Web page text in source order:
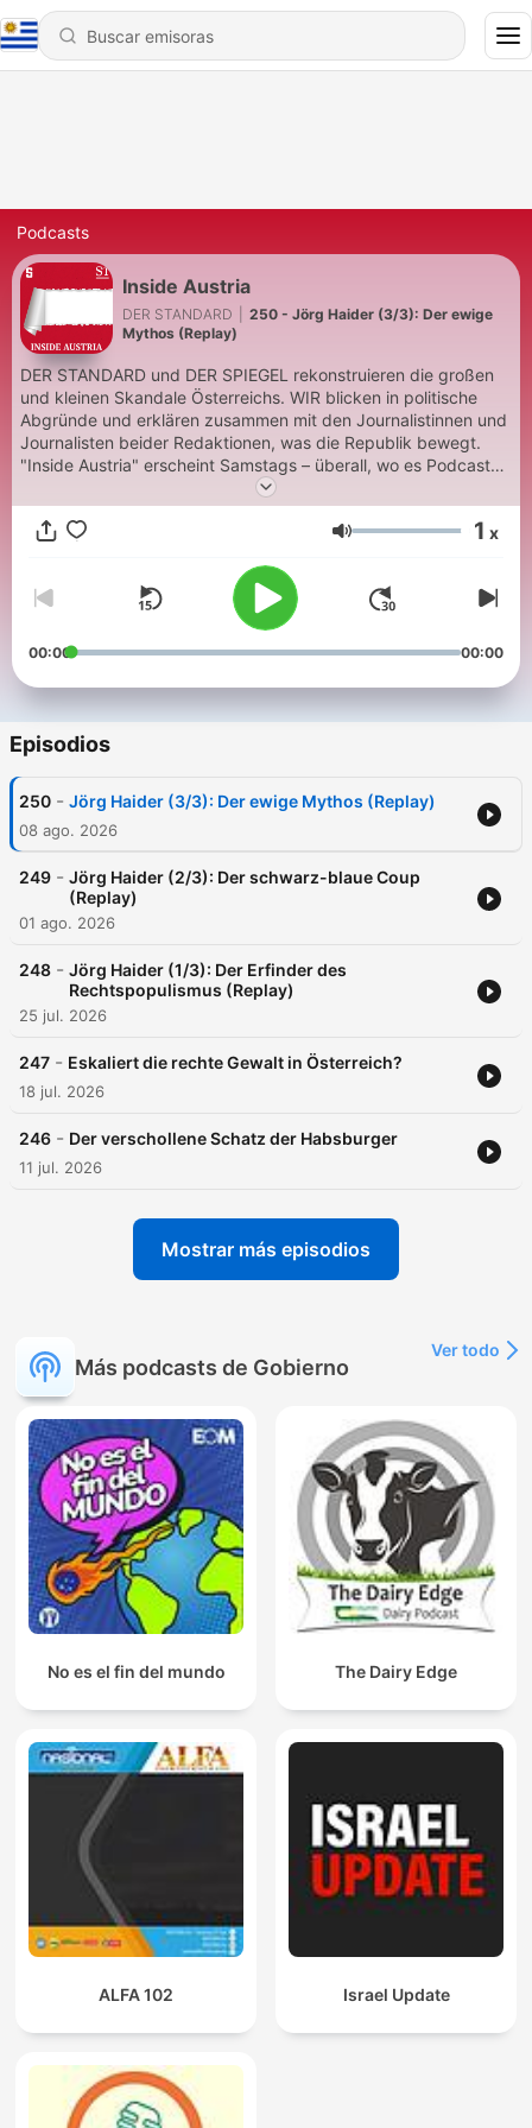
Podcasts
Inside Austria
DER STANDARD
250 - Jörg Haider (3/3): Der ewige
Mythos (Replay)
DER STANDARD und DER SPIEGEL rekonstruieren die großen
und kleinen Skandale Österreichs. WIR blicken in politische
Abgründe und erklären zusammen mit den Journalistinnen und
Journalisten beider Redaktionen, was die Republik bewegt.
"Inside Austria" erscheint Samstags – überall, wo es Podcasts
Volumen 1 x
00:00 00:00
Episodios
250 - Jörg Haider (3/3): Der ewige Mythos (Replay)
08 ago. 2026
249 - Jörg Haider (2/3): Der schwarz-blaue Coup
(Replay)
01 ago. 2026
248 - Jörg Haider (1/3): Der Erfinder des
Rechtspopulismus (Replay)
25 jul. 2026
247 - Eskaliert die rechte Gewalt in Österreich?
18 jul. 2026
246 - Der verschollene Schatz der Habsburger
11 jul. 2026
Mostrar más episodios
Más podcasts de Gobierno
Ver todo
No es el fin del mundo The Dairy Edge
ALFA 102 Israel Update